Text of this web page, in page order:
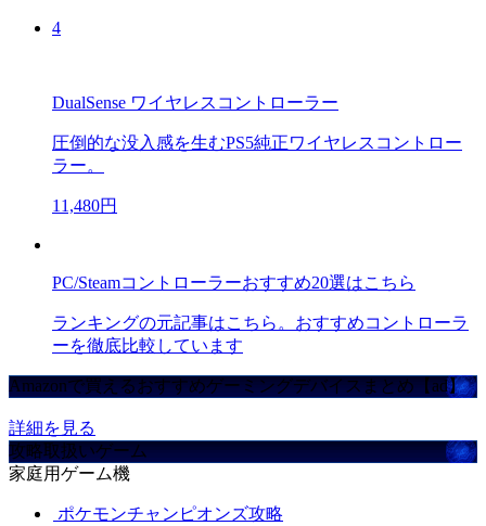
4
DualSense ワイヤレスコントローラー
圧倒的な没入感を生むPS5純正ワイヤレスコントロー
ラー。
11,480円
PC/Steamコントローラーおすすめ20選はこちら
ランキングの元記事はこちら。おすすめコントローラ
ーを徹底比較しています
Amazonで買えるおすすめゲーミングデバイスまとめ【ad】
詳細を見る
攻略取扱いゲーム
家庭用ゲーム機
ポケモンチャンピオンズ攻略